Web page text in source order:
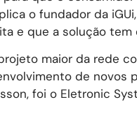
o fundador da
e que a solução
maior da rede
de novos
foi o Eletronic